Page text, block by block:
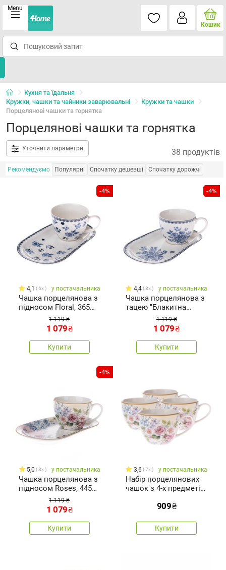
Menu
Кошик
Кухня та їдальня
Кружки, чашки та чайники заварювальні
Кружки та чашки
Порцелянові чашки та горнятка
Порцелянові чашки та горнятка
Уточнити параметри 38 продуктів
Рекомендуємо Популярні Спочатку дешевші Спочатку дорожчі
-4%
4,1 6x у постачальника
Чашка порцелянова з
підносом Floral, 365
1 119 ₴
1 079₴
Купити
-4%
4,4 8x у постачальника
Чашка порцелянова з
тацею "Блакитна
троянда", 445 мл
1 119 ₴
1 079₴
Купити
-4%
5,0 8x у постачальника
Чашка порцелянова з
підносом Roses, 445
1 119 ₴
1 079₴
Купити
3,6 7x у постачальника
Набір порцелянових
чашок з 4-х предметів
909₴
Купити